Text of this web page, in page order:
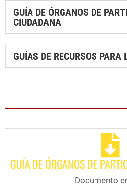
GUÍA DE ÓRGANOS DE
CIUDADANA
GUÍAS DE RECURSOS PARA
GUÍA DE ÓRGANOS DE
Documento